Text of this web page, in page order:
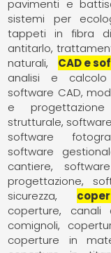
pavimenti e
sistemi per
tappeti in fibra
antitarlo
naturali
CAD e
analisi e calcolo
software CAD,
e progettazione
strutturale
software
software
cantiere
progettazione
sicurezza
coperture
canali
comignoli
coperture in